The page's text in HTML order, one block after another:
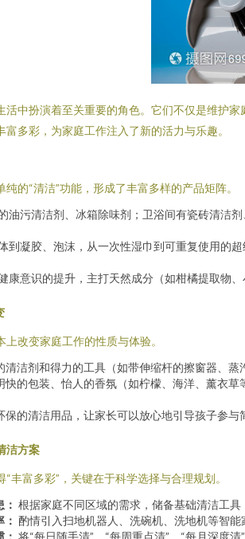
活中扮演着至关重要的角色。它们不仅是维护
多彩，为家庭工作注入了新的活力与乐趣。
的“清洁”功能，形成了丰富多样的产品矩阵。
油污清洁剂、冰箱除味剂；卫浴间有瓷砖清洁
到凝胶、泡沫，从一次性湿巾到可重复使用的
康意识的提升，主打天然成分（如柑橘提取物
改变家庭工作的性质与体验。
清洁剂和得力的工具（如带伸缩杆的擦窗器、
快的包装、怡人的香氛（如柠檬、海洋、薰衣
保的清洁用品，让家长可以放心地引导孩子参
洁方案
丰富多彩”，关键在于科学选择与合理规划。
根据家庭不同区域的需求，储备基础清洁工
酌情引入扫地机器人、洗碗机、洗地机等智
将“每日随手清”、“每周重点清”、“每月深度